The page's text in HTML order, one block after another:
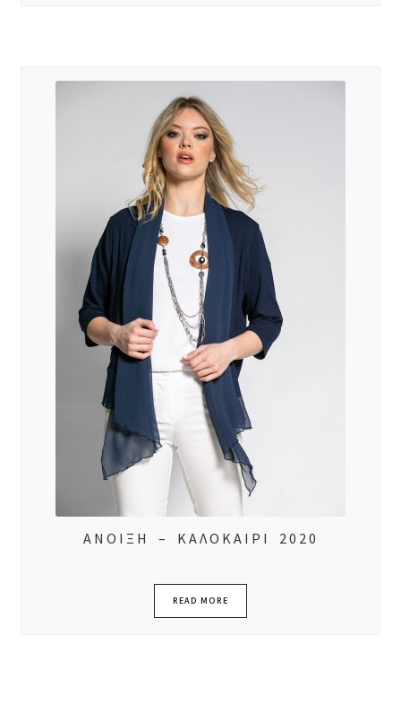
ΑΝΟΙΞΗ – ΚΑΛΟΚΑΙΡΙ 2020
READ MORE